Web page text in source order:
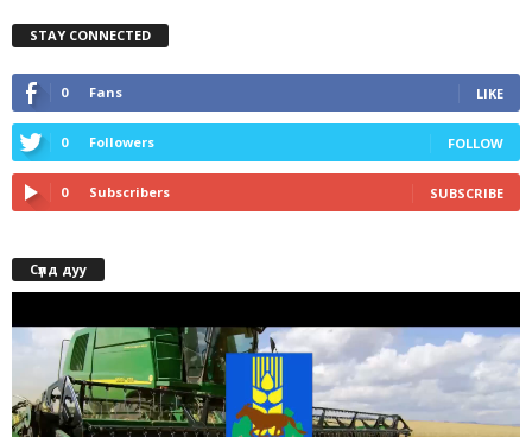
STAY CONNECTED
0 Fans LIKE
0 Followers FOLLOW
0 Subscribers SUBSCRIBE
Сүлд дуу
Player